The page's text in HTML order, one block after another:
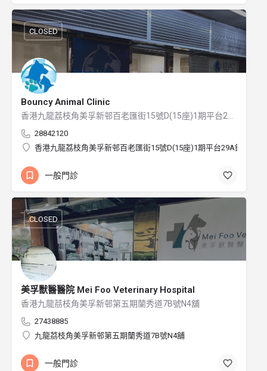
Bouncy Animal Clinic
28842120
香港九龍荔枝角美孚新邨百老匯街15號D(15座)1期平台29A鋪
CLOSED
一般門診
美孚獸醫醫院 Mei Foo Veterinary Hospital
香港九龍茘枝角美孚新邨第五期蘭秀道7B號N4舖
27438885
九龍茘枝角美孚新邨第五期蘭秀道7B號N4舖
CLOSED
一般門診